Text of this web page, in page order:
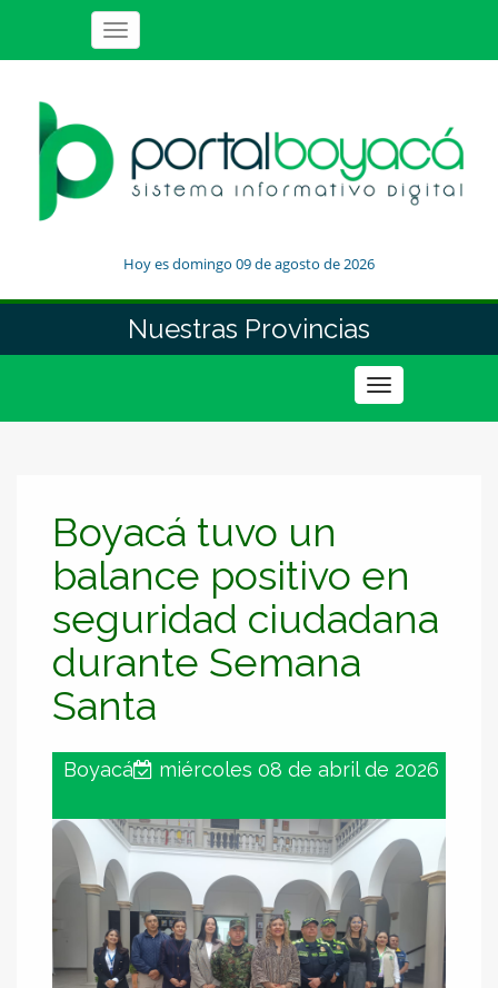
Toggle
navigation
Hoy es domingo 09 de agosto de 2026
Nuestras Provincias
Toggle
Boyacá tuvo un
balance positivo en
seguridad ciudadana
durante Semana
Santa
Boyacá miércoles 08 de abril de 2026